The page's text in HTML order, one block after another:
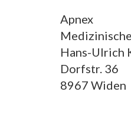
Apnex
Hans-Ulrich
Dorfstr. 36
8967 Widen